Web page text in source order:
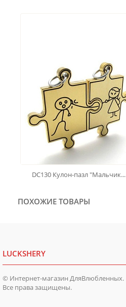
DC130 Кулон-пазл "Мальчик...
ПОХОЖИЕ ТОВАРЫ
LUCKSHERY
© Интернет-магазин ДляВлюбленных.
Все права защищены.